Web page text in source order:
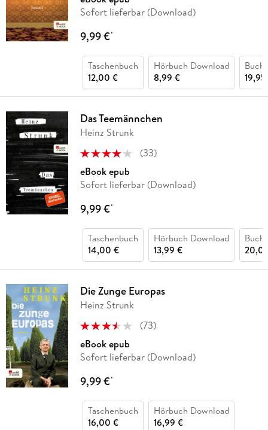
Sofort lieferbar (Download)
9,99 €*
Taschenbuch
12,00 €
Hörbuch Download
8,99 €
Buch
Das Teemännchen
Heinz Strunk
(33)
eBook epub
Sofort lieferbar (Download)
9,99 €*
Taschenbuch
14,00 €
Hörbuch Download
13,99 €
Buch
Die Zunge Europas
Heinz Strunk
(73)
eBook epub
Sofort lieferbar (Download)
9,99 €*
Taschenbuch
16,00 €
Hörbuch Download
16,99 €